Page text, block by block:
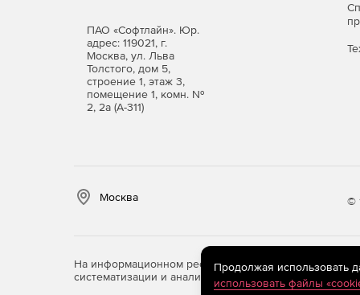
ПАО «Софтлайн». Юр.
адрес: 119021, г.
Москва, ул. Льва
Толстого, дом 5,
строение 1, этаж 3,
помещение 1, комн. №
2, 2а (А-311)
Москва ©
На информационном ресурсе store.softline.ru
систематизации и анализа сведений, относящихся
Продолжая использовать
использовать файлы